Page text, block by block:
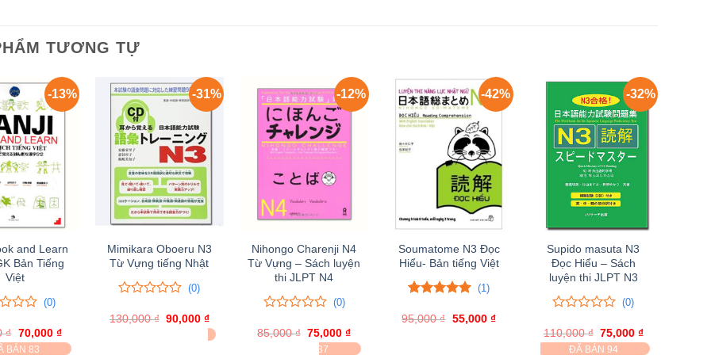
TƯƠNG TỰ
-13%
and Learn
Bản Tiếng
Việt
(0)
₫ Giá
gốc
70,000 ₫Giá
hiện
BÁN 83
-31%
Mimikara Oboeru N3
Từ Vựng tiếng Nhật
trên
(0)
130,000₫ Giá
90,000₫
hiện
tại
-12%
Nihongo Charenji N4
Từ Vựng – Sách luyện
thi JLPT N4
trên
(0)
85,000₫ Giá
gốc
75,000₫
hiện
ĐÃ BÁN 37
-42%
Soumatome N3 Đọc
Hiểu- Bản tiếng Việt
đánh giá
(1)
95,000₫ Giá
55,000 ₫Giá
-32%
Supido masuta N3
Đọc Hiểu – Sách
luyện thi JLPT N3
trên
5
(0)
110,000₫ Giá
gốc
75,000 ₫Giá
hiện
ĐÃ BÁN 94